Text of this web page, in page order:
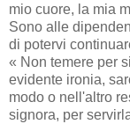
mio cuore, la mia
Sono alle
di potervi
« Non temere per
evidente ironia,
modo o nell'altro
signora, per